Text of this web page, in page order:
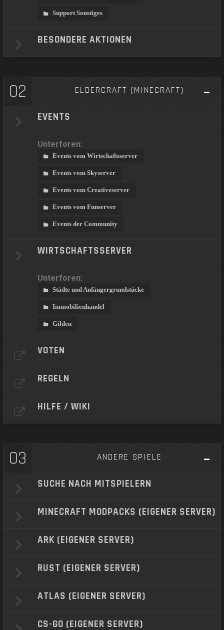
Support Sonstiges
BESONDERE AKTIONEN
02 ELDERCRAFT (MINECRAFT)
EVENTS
Unterforen:
Events vom Wirtschaftsserver
Events vom Skyserver
Events vom Creativeserver
Events vom Funserver
Events der Community
WIRTSCHAFTSSERVER
Unterforen:
Städte und Anfängergrundstücke
Immobilienhandel
Gilden
VOTEN
REGELN
HILFE / WIKI
03 ANDERE SPIELE
SUCHE NACH MITSPIELERN
MINECRAFT MODPACKS (EIGENER SERVER)
ARK (EIGENER SERVER)
RUST (EIGENER SERVER)
ATLAS (EIGENER SERVER)
CS-GO (EIGENER SERVER)